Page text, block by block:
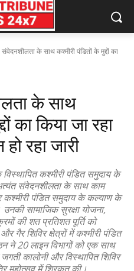
के साथ कश्मीरी पंडितों के मुद्दों का
के साथ
का किया जा रहा
रहा जारी
कश्मीरी पंडित समुदाय के
संवेदनशीलता के साथ काम
कश्मीरी पंडित समुदाय के कल्याण के
उनकी सामाजिक सुरक्षा योजना,
की शत प्रतिशत पूर्ति को
गैर शिविर क्षेत्रों में कश्मीरी पंडित
ने 20 लाइन विभागों को एक साथ
कालोनी और विस्थापित शिविर